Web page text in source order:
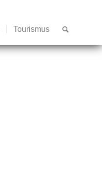
Tourismus